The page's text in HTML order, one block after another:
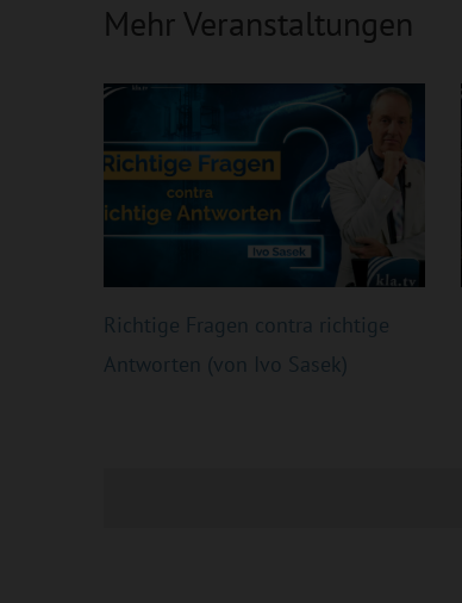
Mehr Veranstaltungen
Richtige Fragen contra richtige
Antworten (von Ivo Sasek)